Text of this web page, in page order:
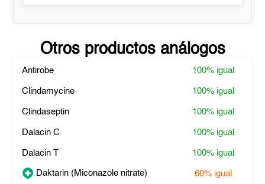
Otros productos análogos
Antirobe 100% igual
Clindamycine 100% igual
Clindaseptin 100% igual
Dalacin C 100% igual
Dalacin T 100% igual
Daktarin (Miconazole nitrate) 60% igual